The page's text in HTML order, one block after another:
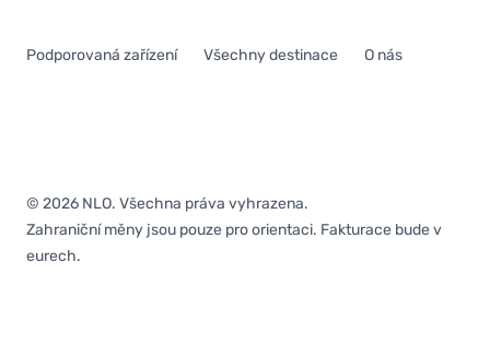
Podporovaná zařízení Všechny destinace O nás
© 2026 NLO. Všechna práva vyhrazena.
Zahraniční měny jsou pouze pro orientaci. Fakturace bude v
eurech.